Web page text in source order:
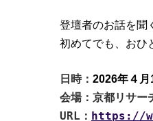
登壇者のお話を聞
初めてでも、おひ
日時： 2026年４
会場：京都リサ
URL： https://